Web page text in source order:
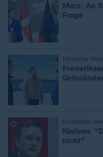
Merz: An
Frage
Dänische
:
Grönlands
Nielsen:
nicht"